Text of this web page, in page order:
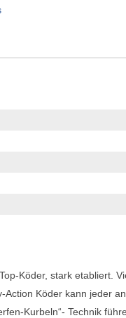
Köder, stark etabliert.
Köder kann jeder
Kurbeln“- Technik